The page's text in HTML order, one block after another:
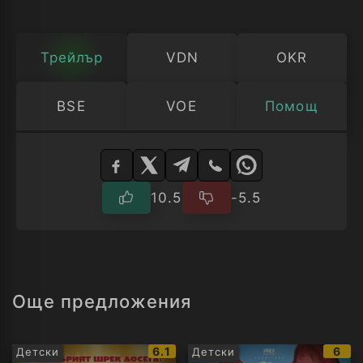
Трейлър VDN OKR
BSE VOE Помощ
Изберете
10.5 -5.5
Още предложения
Детски
IMDb
6.1 Детски 6